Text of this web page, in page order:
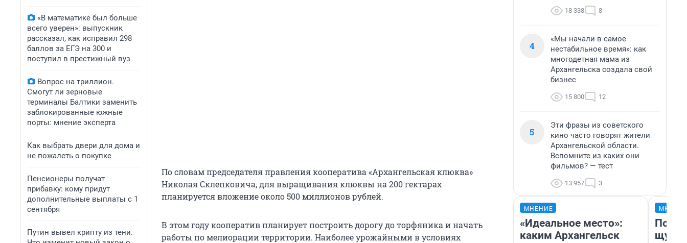
«В математике был больше
всего уверен»: выпускник
рассказал, как исправил 298
баллов за ЕГЭ на 300 и
поступил в престижный вуз
Вопрос на триллион.
Смогут ли зерновые
терминалы Балтики заменить
заблокированные южные
порты: мнение эксперта
Как выбрать двери для дома и
не пожалеть о покупке
Пенсионеры получат
прибавку: кому придут
дополнительные выплаты с 1
сентября
Путин вывел крипту из тени.
По словам председателя правления кооператива «Архангельская клюква»
Николая Склепковича, для выращивания клюквы на 200 гектарах
планируется вложение около 500 миллионов рублей.
В этом году кооператив планирует построить дорогу до торфяника и начать
работы по мелиорации территории. Наиболее урожайными в условиях
18 338 8
4
«Мы начали в самое
нестабильное время»: как
многодетная мама из
Архангельска создала свой
бизнес
15 800 12
5
Эти фразы из советского
кино часто говорят жители
Архангельской области.
Вспомните из каких они
фильмов? — тест
13 957 3
МНЕНИЕ
«Идеальное место»:
каким Архангельск
щука!